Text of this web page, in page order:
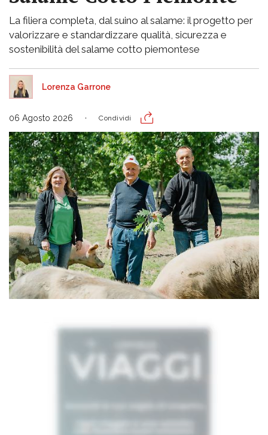
La filiera completa, dal suino al salame: il progetto per
valorizzare e standardizzare qualità, sicurezza e
sostenibilità del salame cotto piemontese
Lorenza Garrone
06 Agosto 2026 Condividi